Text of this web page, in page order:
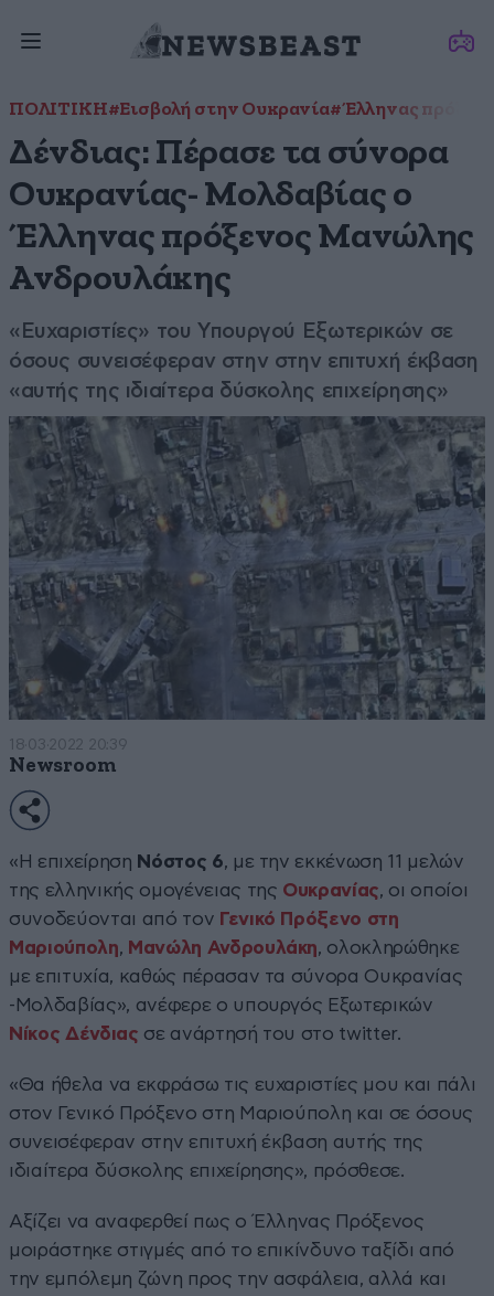
ΠΟΛΙΤΙΚΗ#Εισβολή στην Ουκρανία#Έλληνας
Δένδιας: Πέρασε τα σύνορα
Ουκρανίας- Μολδαβίας ο
Έλληνας πρόξενος Μανώλης
Ανδρουλάκης
«Ευχαριστίες» του Υπουργού Εξωτερικών σε
όσους συνεισέφεραν στην στην επιτυχή έκβαση
«αυτής της ιδιαίτερα δύσκολης επιχείρησης»
18·03·2022 20:39
Newsroom
«Η επιχείρηση Νόστος 6, με την εκκένωση 11 μελών
της ελληνικής ομογένειας της Ουκρανίας, οι οποίοι
συνοδεύονται από τον Γενικό Πρόξενο στη
Μαριούπολη, Μανώλη Ανδρουλάκη, oλοκληρώθηκε
με επιτυχία, καθώς πέρασαν τα σύνορα Ουκρανίας
-Μολδαβίας», ανέφερε ο υπουργός Εξωτερικών
Νίκος Δένδιας σε ανάρτησή του στο twitter.
«Θα ήθελα να εκφράσω τις ευχαριστίες μου και πάλι
στον Γενικό Πρόξενο στη Μαριούπολη και σε όσους
συνεισέφεραν στην επιτυχή έκβαση αυτής της
ιδιαίτερα δύσκολης επιχείρησης», πρόσθεσε.
Αξίζει να αναφερθεί πως ο Έλληνας Πρόξενος
μοιράστηκε στιγμές από το επικίνδυνο ταξίδι από
την εμπόλεμη ζώνη προς την ασφάλεια, αλλά και